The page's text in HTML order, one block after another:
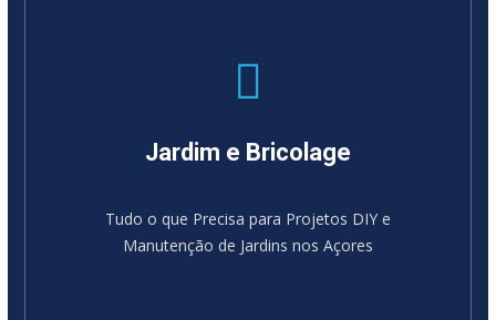
Jardim e Bricolage
Tudo o que Precisa para Projetos DIY e
Manutenção de Jardins nos Açores